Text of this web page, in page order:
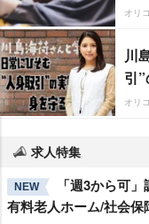
オリ
川
引
オリ
求人特集
NEW
「週3から可
有料老人ホーム/社会保